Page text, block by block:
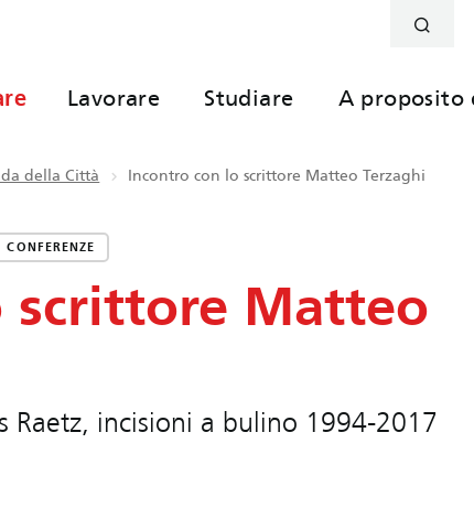
Lavorare Studiare A proposito
della Città Incontro con lo scrittore Matteo Terzaghi
CONFERENZE
scrittore Matteo
incisioni a bulino 1994-2017